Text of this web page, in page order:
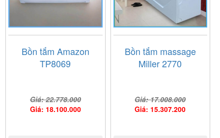
Bồn tắm Amazon
TP8069
Giá: 22.778.000
Giá: 18.100.000
Bồn tắm massage
Miller 2770
Giá: 17.008.000
Giá: 15.307.200